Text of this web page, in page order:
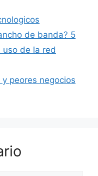
de banda? 5
uso de la red
peores negocios